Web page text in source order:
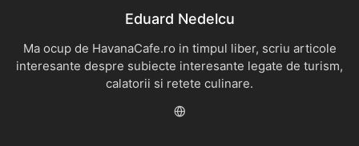
Eduard Nedelcu
Ma ocup de HavanaCafe.ro in timpul liber, scriu articole
interesante despre subiecte interesante legate de turism,
calatorii si retete culinare.